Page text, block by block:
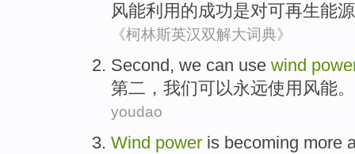
风能利用 的成功是对可再生能源
《柯林斯英汉双解大词典》
Second, we can use wind
第二 ， 我们可以永远使用 风能。
youdao
Wind power is becoming more